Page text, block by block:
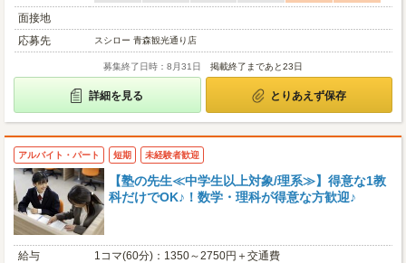
面接地
応募先
スシロー 青森観光通り店
募集終了日時：8月31日 掲載終了まであと23日
詳細を見る とりあえず保存
アルバイト・パート 短期 未経験者歓迎
【塾の先生≪中学生以上対象/理系≫】得意な1教
科だけでOK♪！数学・理科が得意な方歓迎♪
給与
1コマ(60分)：1350～2750円＋交通費